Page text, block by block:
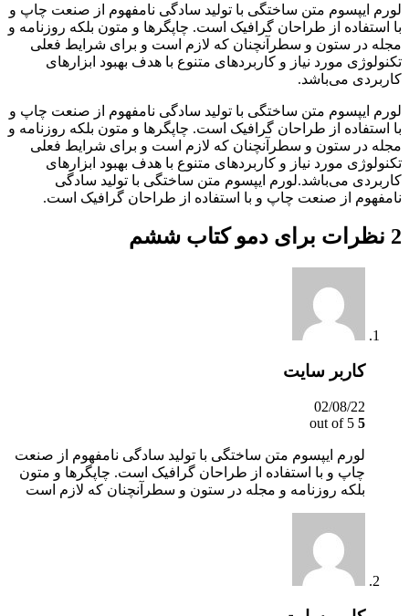
لورم ایپسوم متن ساختگی با تولید سادگی نامفهوم از صنعت چاپ و
با استفاده از طراحان گرافیک است. چاپگرها و متون بلکه روزنامه و
مجله در ستون و سطرآنچنان که لازم است و برای شرایط فعلی
تکنولوژی مورد نیاز و کاربردهای متنوع با هدف بهبود ابزارهای
کاربردی می‌باشد.
لورم ایپسوم متن ساختگی با تولید سادگی نامفهوم از صنعت چاپ و
با استفاده از طراحان گرافیک است. چاپگرها و متون بلکه روزنامه و
مجله در ستون و سطرآنچنان که لازم است و برای شرایط فعلی
تکنولوژی مورد نیاز و کاربردهای متنوع با هدف بهبود ابزارهای
کاربردی می‌باشد.لورم ایپسوم متن ساختگی با تولید سادگی
نامفهوم از صنعت چاپ و با استفاده از طراحان گرافیک است.
2 نظرات برای دمو کتاب ششم
کاربر سایت
02/08/22
5
لورم ایپسوم متن ساختگی با تولید سادگی نامفهوم از صنعت
چاپ و با استفاده از طراحان گرافیک است. چاپگرها و متون
بلکه روزنامه و مجله در ستون و سطرآنچنان که لازم است